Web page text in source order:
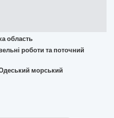
область
роботи та поточний
морський